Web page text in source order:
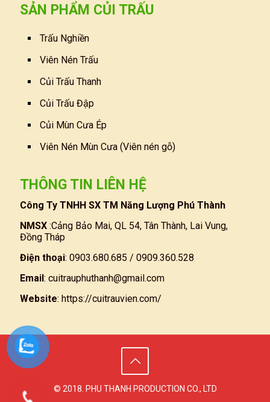
SẢN PHẨM CỦI TRẤU
Trấu Nghiền
Viên Nén Trấu
Củi Trấu Thanh
Củi Trấu Đập
Củi Mùn Cưa Ép
Viên Nén Mùn Cưa (Viên nén gỗ)
THÔNG TIN LIÊN HỆ
Công Ty TNHH SX TM Năng Lượng Phú Thành
NMSX :Cảng Bảo Mai, QL 54, Tân Thành, Lai Vung,
Đồng Tháp
Điện thoại: 0903.680.685 / 0909.360.528
Email: cuitrauphuthanh@gmail.com
Website: https://cuitrauvien.com/
© 2018. PHU THANH PRODUCTION CO., LTD